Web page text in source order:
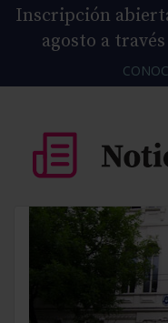
Inscripción
agosto a